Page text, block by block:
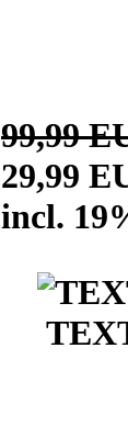
99,99
29,99
incl.